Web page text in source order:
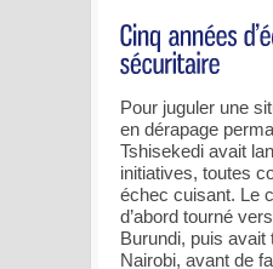
Pour juguler une
en dérapage
Tshisekedi avait
initiatives, toutes
échec cuisant. Le
d’abord tourné
Burundi, puis avait
Nairobi, avant de